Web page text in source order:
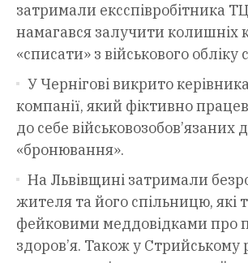
затримали ексспівробітника
намагався залучити колишніх
«списати» з військового обліку
У Чернігові викрито
компанії, який фіктивно
до себе військовозобов’язаних
«бронювання».
На Львівщині затримали
жителя та його спільницю, які
фейковими меддовідками про
здоров’я. Також у Стрийському